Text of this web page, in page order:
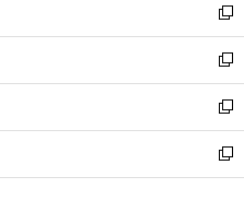
く
で
開
く
ド
ウ
で
開
く
ィ
ン
ド
ウ
で
開
く
い
ウ
ィ
ン
ド
ウ
で
開
新
し
い
ウ
ィ
ン
ド
ウ
新
し
い
ウ
ィ
ン
新
し
い
ウ
新
し